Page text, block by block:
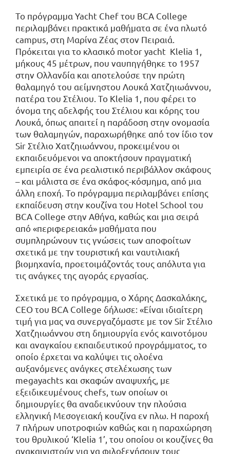
Το πρόγραμμα Yacht Chef του BCA College
περιλαμβάνει πρακτικά μαθήματα σε ένα πλωτό
campus, στη Μαρίνα Ζέας στον Πειραιά.
Πρόκειται για το κλασικό motor yacht Klelia 1,
μήκους 45 μέτρων, που ναυπηγήθηκε το 1957
στην Ολλανδία και αποτελούσε την πρώτη
θαλαμηγό του αείμνηστου Λουκά Χατζηιωάννου,
πατέρα του Στέλιου. Το Klelia 1, που φέρει το
όνομα της αδελφής του Στέλιου και κόρης του
Λουκά, όπως απαιτεί η παράδοση στην ονομασία
των θαλαμηγών, παραχωρήθηκε από τον ίδιο τον
Sir Στέλιο Χατζηιωάννου, προκειμένου οι
εκπαιδευόμενοι να αποκτήσουν πραγματική
εμπειρία σε ένα ρεαλιστικό περιβάλλον σκάφους
– και μάλιστα σε ένα σκάφος-κόσμημα, από μια
άλλη εποχή. Το πρόγραμμα περιλαμβάνει επίσης
εκπαίδευση στην κουζίνα του Hotel School του
BCA College στην Αθήνα, καθώς και μια σειρά
από «περιφερειακά» μαθήματα που
συμπληρώνουν τις γνώσεις των αποφοίτων
σχετικά με την τουριστική και ναυτιλιακή
βιομηχανία, προετοιμάζοντάς τους απόλυτα για
τις ανάγκες της αγοράς εργασίας.
Σχετικά με το πρόγραμμα, ο Χάρης Δασκαλάκης,
CEO του BCA College δήλωσε: «Είναι ιδιαίτερη
τιμή για μας να συνεργαζόμαστε με τον Sir Στέλιο
Χατζηιωάννου στη δημιουργία ενός καινοτόμου
και αναγκαίου εκπαιδευτικού προγράμματος, το
οποίο έρχεται να καλύψει τις ολοένα
αυξανόμενες ανάγκες στελέχωσης των
megayachts και σκαφών αναψυχής, με
εξειδικευμένους chefs, των οποίων οι
δημιουργίες θα αναδεικνύουν την πλούσια
ελληνική Μεσογειακή κουζίνα εν πλω. Η παροχή
7 πλήρων υποτροφιών καθώς και η παραχώρηση
του θρυλικού ‘Klelia 1’, του οποίου οι κουζίνες θα
ανακαινιστούν για να φιλοξενήσουν τους